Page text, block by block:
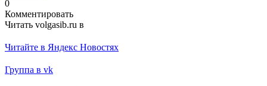
0
Комментировать
Читать volgasib.ru в
Читайте в Яндекс Новостях
Группа в vk